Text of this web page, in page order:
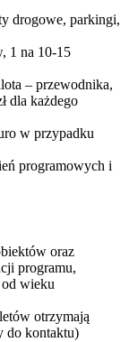
drogowe, parkingi,
1 na 10-15
– przewodnika,
dla każdego
w przypadku
programowych i
oraz
programu,
wieku
otrzymają
do kontaktu)